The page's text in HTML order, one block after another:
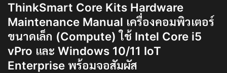
ThinkSmart Core Kits Hardware
Maintenance Manual เครื่องคอมพิวเตอร์
ขนาดเล็ก (Compute) ใช้ Intel Core i5
vPro และ Windows 10/11 IoT
Enterprise พร้อมจอสัมผัส